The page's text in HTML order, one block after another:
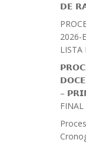
𝗗𝗘
2026-
LISTA
–
FINAL